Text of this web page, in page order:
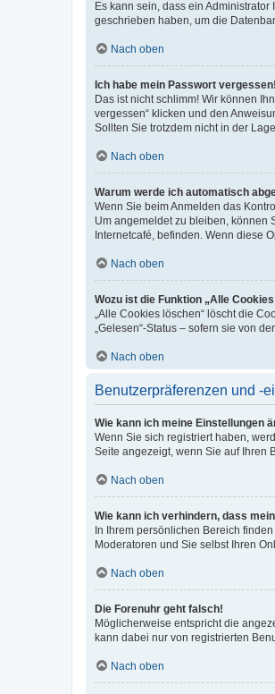
Es kann sein, dass ein
geschrieben haben, um die
Nach oben
Ich habe mein Passwort vergessen!
Das ist nicht schlimm! Wir können
vergessen“ klicken und den
Sollten Sie trotzdem nicht in der
Nach oben
Warum werde ich automatisch
Wenn Sie beim Anmelden das
Um angemeldet zu bleiben, können
Internetcafé, befinden. Wenn diese
Nach oben
Wozu ist die Funktion „Alle
„Alle Cookies löschen“ löscht die
„Gelesen“-Status – sofern sie von
Nach oben
Benutzerpräferenzen und -
Wie kann ich meine Einstellungen
Wenn Sie sich registriert haben,
Seite angezeigt, wenn Sie auf Ihren
Nach oben
Wie kann ich verhindern, dass
In Ihrem persönlichen Bereich
Moderatoren und Sie selbst Ihren
Nach oben
Die Forenuhr geht falsch!
Möglicherweise entspricht die
kann dabei nur von registrierten
Nach oben